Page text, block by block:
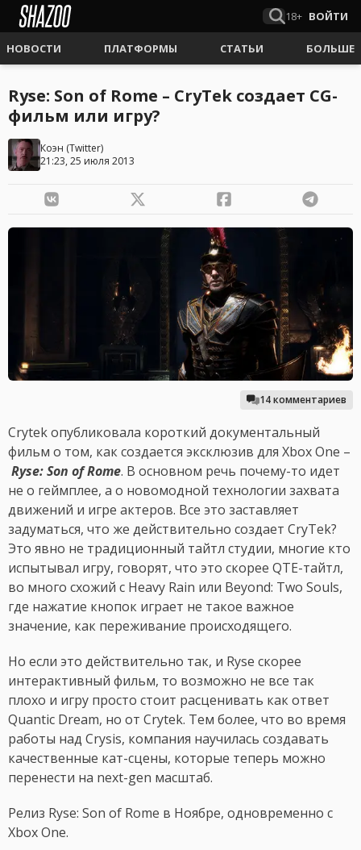
18+ ВОЙТИ
НОВОСТИ ПЛАТФОРМЫ СТАТЬИ БОЛЬШЕ
Ryse: Son of Rome – CryTek создает CG-
фильм или игру?
Коэн (Twitter)
21:23, 25 июля 2013
14 комментариев
Crytek опубликовала короткий документальный
фильм о том, как создается эксклюзив для Xbox One –
Ryse: Son of Rome. В основном речь почему-то идет
не о геймплее, а о новомодной технологии захвата
движений и игре актеров. Все это заставляет
задуматься, что же действительно создает CryTek?
Это явно не традиционный тайтл студии, многие кто
испытывал игру, говорят, что это скорее QTE-тайтл,
во много схожий с Heavy Rain или Beyond: Two Souls,
где нажатие кнопок играет не такое важное
значение, как переживание происходящего.
Но если это действительно так, и Ryse скорее
интерактивный фильм, то возможно не все так
плохо и игру просто стоит расценивать как ответ
Quantic Dream, но от Crytek. Тем более, что во время
работы над Crysis, компания научилась создавать
качественные кат-сцены, которые теперь можно
перенести на next-gen масштаб.
Релиз Ryse: Son of Rome в Ноябре, одновременно с
Xbox One.